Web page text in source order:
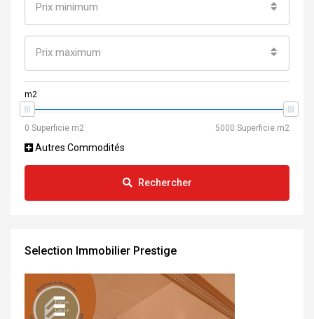
Prix minimum
Prix maximum
m2
Autres Commodités
Rechercher
Selection Immobilier Prestige